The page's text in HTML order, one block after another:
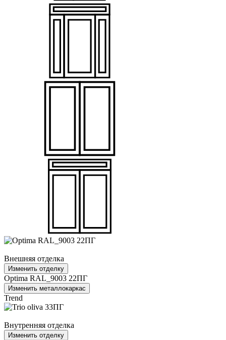
Внешняя отделка
Изменить отделку
Optima RAL_9003 22ПГ
Изменить металлокаркас
Trend
Внутренняя отделка
Изменить отделку